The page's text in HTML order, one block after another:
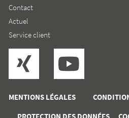
MENTIONS LÉGALES
Contact
Actuel
Service client